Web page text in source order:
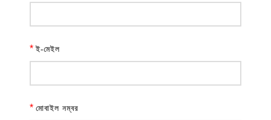
* ই-মেইল
* মোবাইল নম্বর